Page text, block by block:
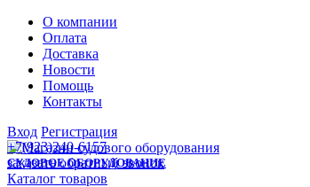
О компании
Оплата
Доставка
Новости
Помощь
Контакты
Вход Регистрация
СУДОВОЕ ОБОРУДОВАНИЕ
+7(923)240-6157
заказать обратный звонок
Каталог товаров